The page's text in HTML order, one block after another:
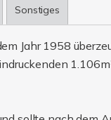
Sonstiges
Jahr 1958